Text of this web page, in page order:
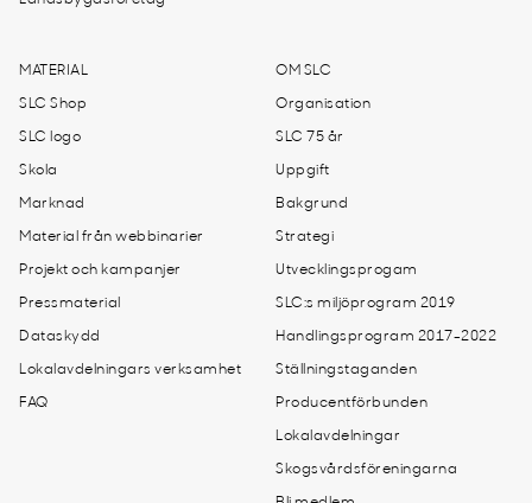
MATERIAL
SLC Shop
SLC logo
Skola
Marknad
Material från webbinarier
Projekt och kampanjer
Pressmaterial
Dataskydd
Lokalavdelningars verksamhet
FAQ
OM SLC
Organisation
SLC 75 år
Uppgift
Bakgrund
Strategi
Utvecklingsprogam
SLC:s miljöprogram 2019
Handlingsprogram 2017-2022
Ställningstaganden
Producentförbunden
Lokalavdelningar
Skogsvårdsföreningarna